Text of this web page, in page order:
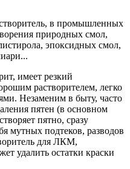
в промышленных
природных смол,
эпоксидных смол,
имеет резкий
растворителем, легко
Незаменим в быту, часто
пятен (в основном
пятно, сразу
мутных подтеков, разводов
для ЛКМ,
удалить остатки краски